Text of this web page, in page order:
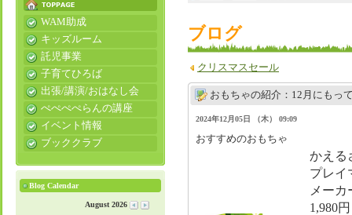
ブログ
クリスマスセール
おもちゃの紹介：12月にもっ
2024年12月05日 （木） 09:09
​おすすめのおもちゃ
かえる
プレイ
メー
1,980
WAM助成
キッズルーム
託児事業
子育てひろば
出張/講演/おはなし会
ぺぺぺぺらんの講座
イベント情報
ブッククラブ
Blog Calendar
August 2026